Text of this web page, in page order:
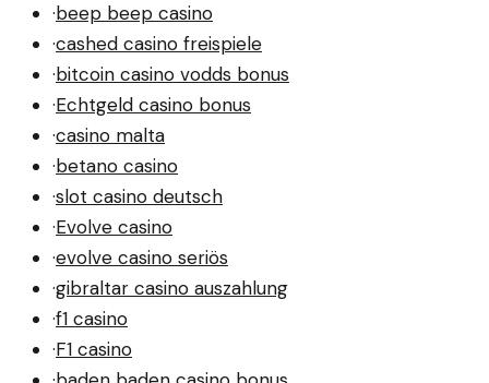
·beep beep casino
·cashed casino freispiele
·bitcoin casino vodds bonus
·Echtgeld casino bonus
·casino malta
·betano casino
·slot casino deutsch
·Evolve casino
·evolve casino seriös
·gibraltar casino auszahlung
·f1 casino
·F1 casino